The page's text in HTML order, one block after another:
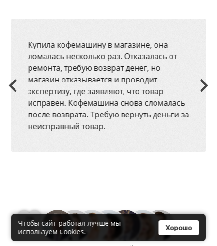
Купила кофемашину в магазине, она
ломалась несколько раз. Отказалась от
ремонта, требую возврат денег, но
магазин отказывается и проводит
экспертизу, где заявляют, что товар
исправен. Кофемашина снова сломалась
после возврата. Требую вернуть деньги за
неисправный товар.
Чтобы сайт работал лучше мы
используем Cookies. Хорошо